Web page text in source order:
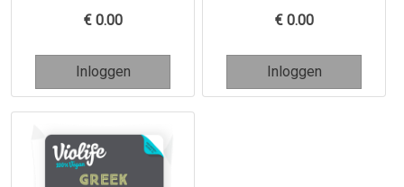
€ 0.00 € 0.00